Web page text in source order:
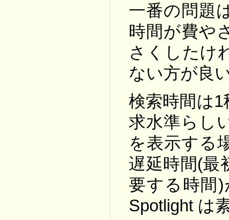
一番の問題
時間が費や
さくしたけ
ない方が良
検索時間は
求水準らし
を表示する
遅延時間(最
要する時間
Spotlight は